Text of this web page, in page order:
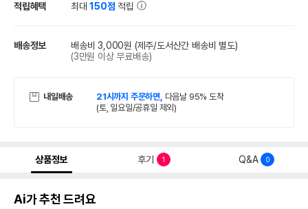
적립혜택 최대150점 적립
배송정보 배송비 3,000원 (제주/도서산간 배송비 별도)
(3만원 이상 무료배송)
내일배송 21시까지 주문하면, 다음날 95% 도착
(토, 일요일/공휴일 제외)
상품정보 후기 1 Q&A 0
Ai가 추천 드려요